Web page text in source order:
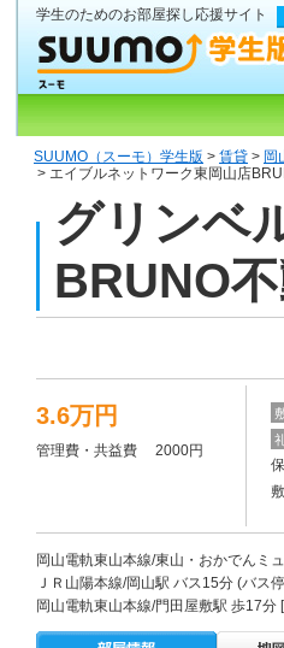
学生のためのお部屋探し応援サイト
SUUMO（スーモ）学生版 > 賃貸 > 岡
> エイブルネットワーク東岡山店
グリンベ
BRUNO
3.6万円
管理費・共益費 2000円
岡山電軌東山本線/東山・おかでんミ
ＪＲ山陽本線/岡山駅 バス15分 (バス
岡山電軌東山本線/門田屋敷駅 歩17分 [